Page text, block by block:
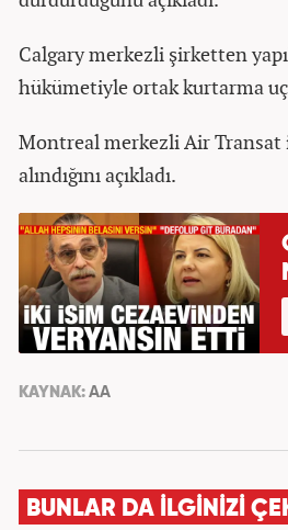
Calgary merkezli şirketten
hükümetiyle ortak kurtarma
Montreal merkezli Air Transat
alındığını açıkladı.
KAYNAK: AA
BUNLAR DA İLGİNİZİ